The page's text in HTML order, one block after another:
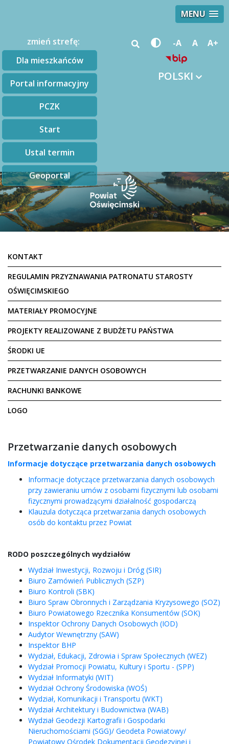
MENU
zmień strefę:
Dla mieszkańców
Portal informacyjny
PCZK
Start
Ustal termin
Geoportal
-A A A+
POLSKI
KONTAKT
REGULAMIN PRZYZNAWANIA PATRONATU STAROSTY
OŚWIĘCIMSKIEGO
MATERIAŁY PROMOCYJNE
PROJEKTY REALIZOWANE Z BUDŻETU PAŃSTWA
ŚRODKI UE
PRZETWARZANIE DANYCH OSOBOWYCH
RACHUNKI BANKOWE
LOGO
Przetwarzanie danych osobowych
Informacje dotyczące przetwarzania danych osobowych
Informacje dotyczące przetwarzania danych osobowych
przy zawieraniu umów z osobami fizycznymi lub osobami
fizycznymi prowadzącymi działalność gospodarczą
Klauzula dotycząca przetwarzania danych osobowych
osób do kontaktu przez Powiat
RODO poszczególnych wydziałów
Wydział Inwestycji, Rozwoju i Dróg (SIR)
Biuro Zamówień Publicznych (SZP)
Biuro Kontroli (SBK)
Biuro Spraw Obronnych i Zarządzania Kryzysowego (SOZ)
Biuro Powiatowego Rzecznika Konsumentów (SOK)
Inspektor Ochrony Danych Osobowych (IOD)
Audytor Wewnętrzny (SAW)
Inspektor BHP
Wydział‚ Edukacji, Zdrowia i Spraw Społecznych (WEZ)
Wydział Promocji Powiatu, Kultury i Sportu - (SPP)
Wydział Informatyki (WIT)
Wydział Ochrony Środowiska (WOŚ)
Wydział‚ Komunikacji i Transportu (WKT)
Wydział Architektury i Budownictwa (WAB)
Wydział Geodezji Kartografii i Gospodarki
Nieruchomościami (SGG)/ Geodeta Powiatowy/
Powiatowy Ośrodek Dokumentacji Geodezyjnej i